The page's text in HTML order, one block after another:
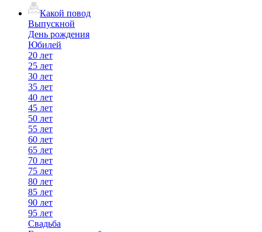
Какой повод
Выпускной
День рождения
Юбилей
20 лет
25 лет
30 лет
35 лет
40 лет
45 лет
50 лет
55 лет
60 лет
65 лет
70 лет
75 лет
80 лет
85 лет
90 лет
95 лет
Свадьба